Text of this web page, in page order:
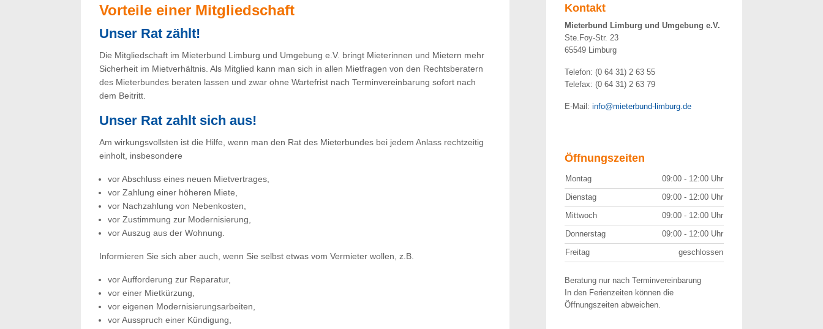
Vorteile einer Mitgliedschaft
Unser Rat zählt!
Die Mitgliedschaft im Mieterbund Limburg und Umgebung e.V. bringt Mieterinnen und Mietern mehr
Sicherheit im Mietverhältnis. Als Mitglied kann man sich in allen Mietfragen von den Rechtsberatern
des Mieterbundes beraten lassen und zwar ohne Wartefrist nach Terminvereinbarung sofort nach
dem Beitritt.
Unser Rat zahlt sich aus!
Am wirkungsvollsten ist die Hilfe, wenn man den Rat des Mieterbundes bei jedem Anlass rechtzeitig
einholt, insbesondere
vor Abschluss eines neuen Mietvertrages,
vor Zahlung einer höheren Miete,
vor Nachzahlung von Nebenkosten,
vor Zustimmung zur Modernisierung,
vor Auszug aus der Wohnung.
Informieren Sie sich aber auch, wenn Sie selbst etwas vom Vermieter wollen, z.B.
vor Aufforderung zur Reparatur,
vor einer Mietkürzung,
vor eigenen Modernisierungsarbeiten,
vor Ausspruch einer Kündigung,
Kontakt
Mieterbund Limburg und Umgebung e.V.
Ste.Foy-Str. 23
65549 Limburg
Telefon: (0 64 31) 2 63 55
Telefax: (0 64 31) 2 63 79
E-Mail: info@mieterbund-limburg.de
Öffnungszeiten
Montag
09:00 - 12:00 Uhr
Dienstag
09:00 - 12:00 Uhr
Mittwoch
09:00 - 12:00 Uhr
Donnerstag
09:00 - 12:00 Uhr
Freitag
geschlossen
Beratung nur nach Terminvereinbarung
In den Ferienzeiten können die
Öffnungszeiten abweichen.